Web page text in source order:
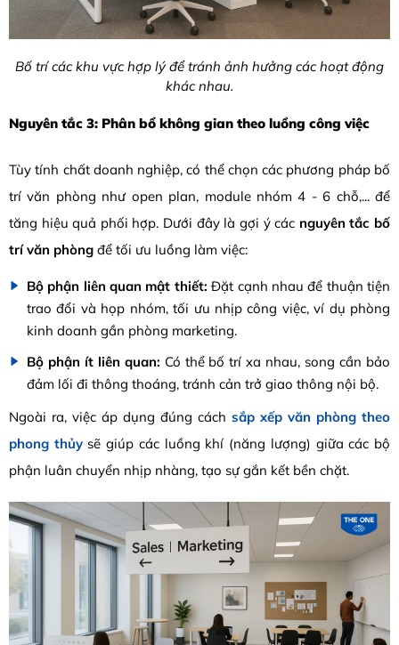
Bố trí các khu vực hợp lý để tránh ảnh hưởng các hoạt động
khác nhau.
Nguyên tắc 3: Phân bổ không gian theo luồng công việc
Tùy tính chất doanh nghiệp, có thể chọn các phương pháp bố
trí văn phòng như open plan, module nhóm 4 - 6 chỗ,... để
tăng hiệu quả phối hợp. Dưới đây là gợi ý các nguyên tắc bố
trí văn phòng để tối ưu luồng làm việc:
Bộ phận liên quan mật thiết: Đặt cạnh nhau để thuận tiện
trao đổi và họp nhóm, tối ưu nhịp công việc, ví dụ phòng
kinh doanh gần phòng marketing.
Bộ phận ít liên quan: Có thể bố trí xa nhau, song cần bảo
đảm lối đi thông thoáng, tránh cản trở giao thông nội bộ.
Ngoài ra, việc áp dụng đúng cách sắp xếp văn phòng theo
phong thủysẽ giúp các luồng khí (năng lượng) giữa các bộ
phận luân chuyển nhịp nhàng, tạo sự gắn kết bền chặt.